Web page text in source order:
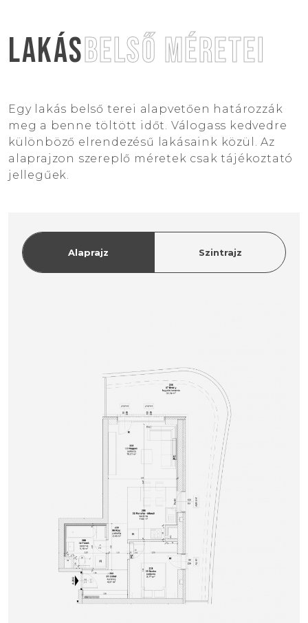
LAKÁSBELSŐ MÉRETEI
Egy lakás belső terei alapvetően határozzák
meg a benne töltött időt. Válogass kedvedre
különböző elrendezésű lakásaink közül. Az
alaprajzon szereplő méretek csak tájékoztató
jellegűek.
Alaprajz Szintrajz